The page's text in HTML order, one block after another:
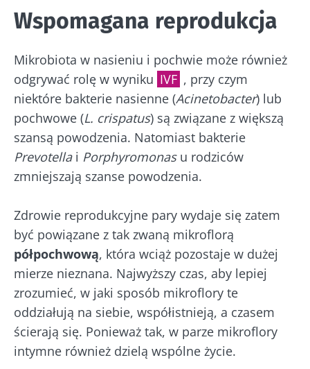
Wspomagana reprodukcja
Mikrobiota w nasieniu i pochwie może również
odgrywać rolę w wyniku IVF , przy czym
niektóre bakterie nasienne (Acinetobacter) lub
pochwowe (L. crispatus) są związane z większą
szansą powodzenia. Natomiast bakterie
Prevotellai Porphyromonasu rodziców
zmniejszają szanse powodzenia.
Zdrowie reprodukcyjne pary wydaje się zatem
być powiązane z tak zwaną mikroflorą
półpochwową, która wciąż pozostaje w dużej
mierze nieznana. Najwyższy czas, aby lepiej
zrozumieć, w jaki sposób mikroflory te
oddziałują na siebie, współistnieją, a czasem
ścierają się. Ponieważ tak, w parze mikroflory
intymne również dzielą wspólne życie.
Zamierzasz przekierować i opuszczać naszą
stronę internetową
Zostać przekierowany
Pobyt na stronie internetowej Instytutu
Microbiota BioCodex
Chcę zaprenumerować inne wiadomości z
Biocodexu
Zapoznałem się i akceptujęogólne warunki
korzystaniaipolityka ochrony danych
osobowych
Biocodex Microbiota Institute.
korzystaniaipolityka ochrony danych
osobowychBiocodex Microbiota Institute.
* Pole obowiązkowe
BMI 20-35
Więcej informacji
sprzymierzeniec
mikrobioty?
Lekko musujący,
naturalnie
bogaty w żywe
mikroorganizmy
kefir zyskuje na
popularności
wśród mi...
sprzymierzeńcy
mikrobiomu
jelitowego
Jogurt, serek
czy skyr –
wszystkie te
przysmaki mają
wspólną cechę:
są dobre dla
mikrobioty. Od